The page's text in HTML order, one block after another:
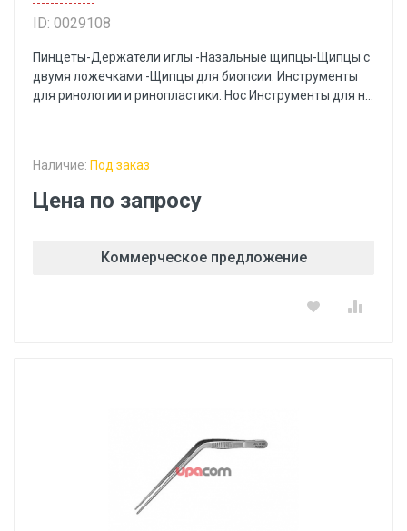
ID: 0029108
Пинцеты-Держатели иглы -Назальные щипцы-Щипцы с
двумя ложечками -Щипцы для биопсии. Инструменты
для ринологии и ринопластики. Нос Инструменты для н...
Наличие: Под заказ
Цена по запросу
Коммерческое предложение